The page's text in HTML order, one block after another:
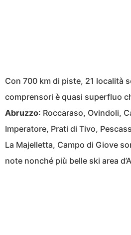
Con 700 km di piste, 21 località
comprensori è quasi superfluo
Abruzzo: Roccaraso, Ovindoli,
Imperatore, Prati di Tivo,
La Majelletta, Campo di Giove
note nonché più belle ski area